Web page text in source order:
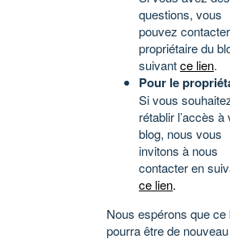
questions, vous
pouvez
propriétaire du
suivantce lien.
Pour le
Si vous
rétablir l’accès à
blog, nous vous
invitons à nous
contacter en
ce lien.
Nous espérons que ce
pourra être de nouveau